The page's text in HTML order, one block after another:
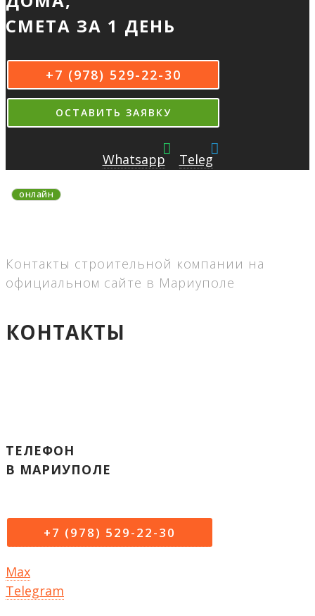
СМЕТА ЗА 1 ДЕНЬ
+7 (978) 529-22-30
ОСТАВИТЬ ЗАЯВКУ
Whatsapp Teleg
онлайн
Контакты строительной компании на
официальном сайте в Мариуполе
КОНТАКТЫ
ТЕЛЕФОН
В МАРИУПОЛЕ
+7 (978) 529-22-30
Max
Telegram